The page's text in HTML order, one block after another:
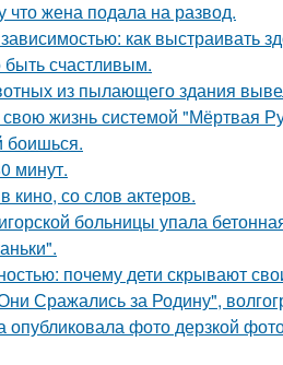
что жена подала на развод.
как выстраивать
счастливым.
из пылающего здания
жизнь системой "Мёртвая
боишься.
минут.
со слов актеров.
больницы упала
почему дети скрывают
Сражались за Родину",
фото дерзкой